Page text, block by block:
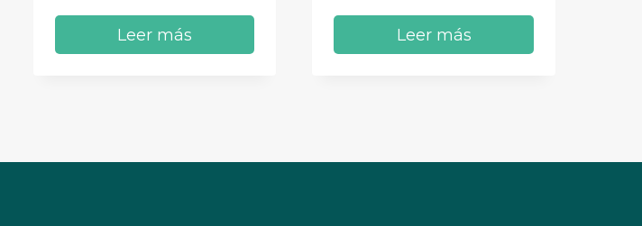
Leer más Leer más